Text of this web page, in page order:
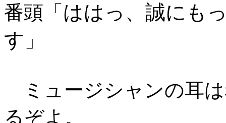
番頭「 ははっ、誠にも
す 」
ミュージシャンの耳
るぞよ。